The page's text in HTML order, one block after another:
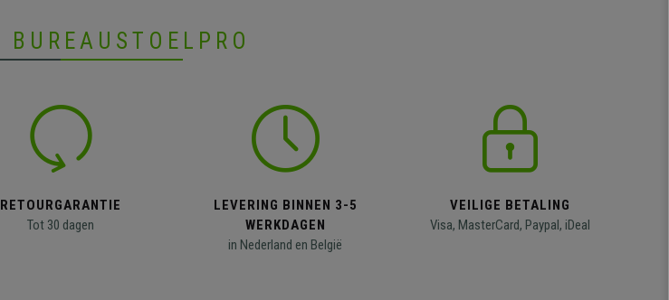
BUREAUSTOELPRO
RETOURGARANTIE
Tot 30 dagen
LEVERING BINNEN 3-5
WERKDAGEN
in Nederland en België
VEILIGE BETALING
Visa, MasterCard, Paypal, iDeal